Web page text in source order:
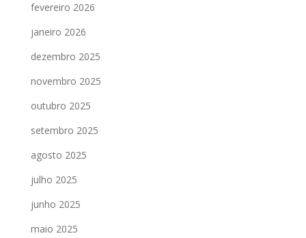
fevereiro 2026
janeiro 2026
dezembro 2025
novembro 2025
outubro 2025
setembro 2025
agosto 2025
julho 2025
junho 2025
maio 2025